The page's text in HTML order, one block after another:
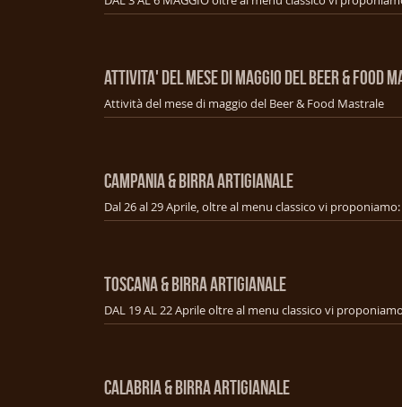
ATTIVITA' DEL MESE DI MAGGIO DEL BEER & FOOD
Attività del mese di maggio del Beer & Food Mastrale
CAMPANIA & BIRRA ARTIGIANALE
TOSCANA & BIRRA ARTIGIANALE
CALABRIA & BIRRA ARTIGIANALE